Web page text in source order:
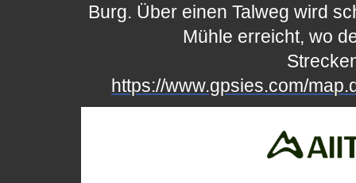
Burg. Über einen Talweg wird
Mühle erreicht, wo
https://www.gpsies.com/